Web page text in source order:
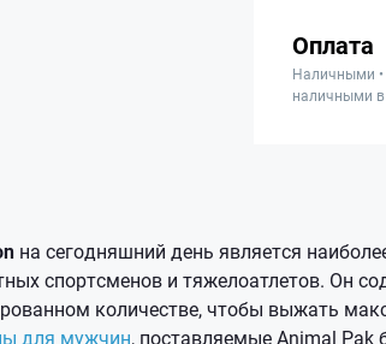
Оплата
Наличными •
наличными
на сегодняшний день является
спортсменов и тяжелоатлетов. Он
количестве, чтобы выжать
для мужчин, поставляемые Animal Pak